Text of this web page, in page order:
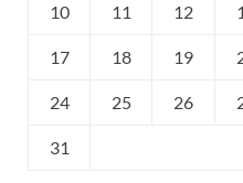
10 11 12
17 18 19
24 25 26
31